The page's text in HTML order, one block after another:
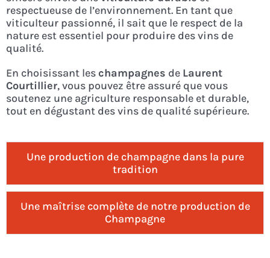
respectueuse de l’environnement. En tant que
viticulteur passionné, il sait que le respect de la
nature est essentiel pour produire des vins de
qualité.
En choisissant leschampagnes de Laurent
Courtillier, vous pouvez être assuré que vous
soutenez une agriculture responsable et durable,
tout en dégustant des vins de qualité supérieure.
Une production de champagne dans la pure
tradition
Une maîtrise complète de notre production de
Champagne